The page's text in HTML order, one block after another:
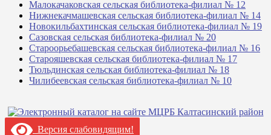
Малокачаковская сельская библиотека-филиал № 12
Нижнекачмашевская сельская библиотека-филиал № 14
Новокильбахтинская сельская библиотека-филиал № 19
Сазовская сельская библиотека-филиал № 20
Староорьебашевская сельская библиотека-филиал № 16
Старояшевская сельская библиотека-филиал № 17
Тюльдинская сельская библиотека-филиал № 18
Чилибеевская сельская библиотека-филиал № 10
Версия слабовидящим!